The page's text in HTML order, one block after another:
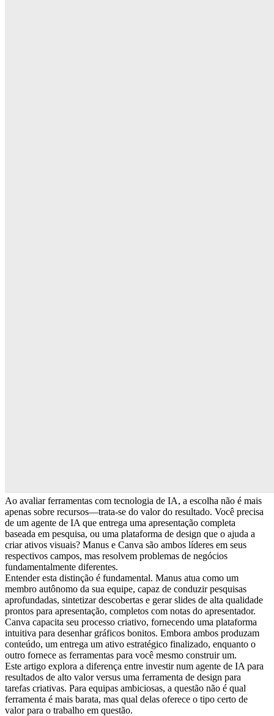
Ao avaliar ferramentas com tecnologia de IA, a escolha não é mais
apenas sobre recursos—trata-se do valor do resultado. Você precisa
de um agente de IA que entrega uma apresentação completa
baseada em pesquisa, ou uma plataforma de design que o ajuda a
criar ativos visuais? Manus e Canva são ambos líderes em seus
respectivos campos, mas resolvem problemas de negócios
fundamentalmente diferentes.
Entender esta distinção é fundamental. Manus atua como um
membro autônomo da sua equipe, capaz de conduzir pesquisas
aprofundadas, sintetizar descobertas e gerar slides de alta qualidade
prontos para apresentação, completos com notas do apresentador.
Canva capacita seu processo criativo, fornecendo uma plataforma
intuitiva para desenhar gráficos bonitos. Embora ambos produzam
conteúdo, um entrega um ativo estratégico finalizado, enquanto o
outro fornece as ferramentas para você mesmo construir um.
Este artigo explora a diferença entre investir num agente de IA para
resultados de alto valor versus uma ferramenta de design para
tarefas criativas. Para equipas ambiciosas, a questão não é qual
ferramenta é mais barata, mas qual delas oferece o tipo certo de
valor para o trabalho em questão.